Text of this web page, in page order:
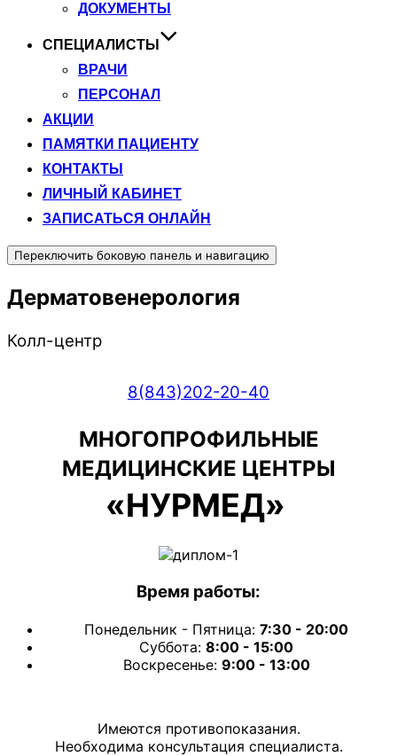
ДОКУМЕНТЫ
СПЕЦИАЛИСТЫ
ВРАЧИ
ПЕРСОНАЛ
АКЦИИ
ПАМЯТКИ ПАЦИЕНТУ
КОНТАКТЫ
ЛИЧНЫЙ КАБИНЕТ
ЗАПИСАТЬСЯ ОНЛАЙН
Переключить боковую панель и навигацию
Дерматовенерология
Колл-центр
8(843)202-20-40
МНОГОПРОФИЛЬНЫЕ
МЕДИЦИНСКИЕ ЦЕНТРЫ
«НУРМЕД»
Время работы:
Понедельник - Пятница: 7:30 - 20:00
Суббота: 8:00 - 15:00
Воскресенье: 9:00 - 13:00
Имеются противопоказания.
Необходима консультация специалиста.